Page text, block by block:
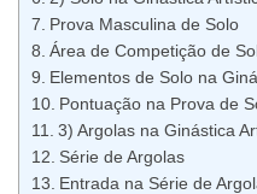
Prova Masculina de Solo
Área de Competição de
Elementos de Solo na
Pontuação na Prova de
3) Argolas na Ginástica
Série de Argolas
Entrada na Série de